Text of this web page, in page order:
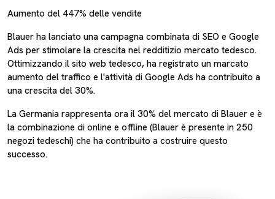
Aumento del 447% delle vendite
Blauer ha lanciato una campagna combinata di SEO e Google
Ads per stimolare la crescita nel redditizio mercato tedesco.
Ottimizzando il sito web tedesco, ha registrato un marcato
aumento del traffico e l'attività di Google Ads ha contribuito a
una crescita del 30%.
La Germania rappresenta ora il 30% del mercato di Blauer e è
la combinazione di online e offline (Blauer è presente in 250
negozi tedeschi) che ha contribuito a costruire questo
successo.